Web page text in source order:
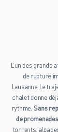
L’un des grands
de rupture
Lausanne, le
chalet donne
rythme.Sans
de promenades
torrents,